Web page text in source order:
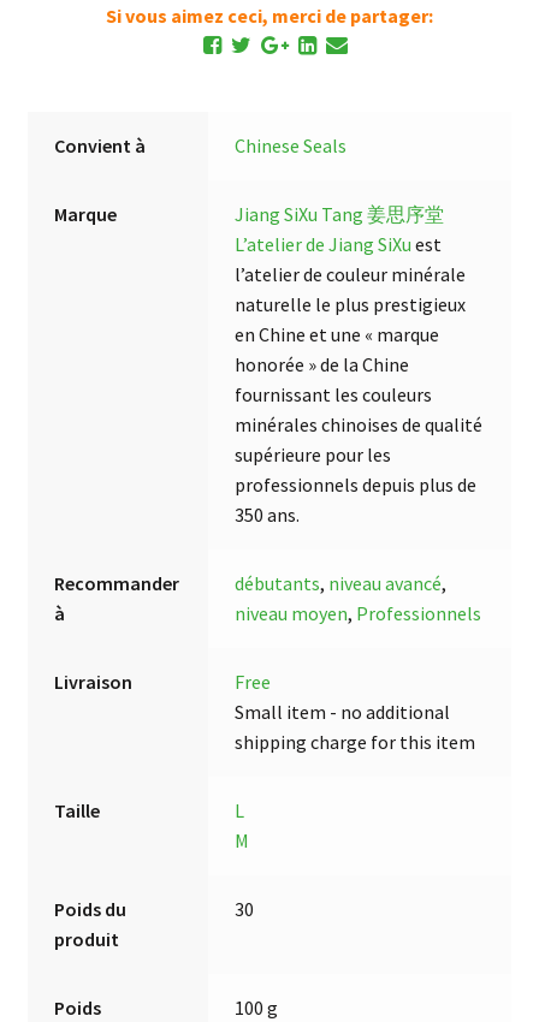
Si vous aimez ceci, merci de partager:
Convient à Chinese Seals
Marque
Jiang SiXu Tang 姜思序堂
L’atelier de Jiang SiXu est
l’atelier de couleur minérale
naturelle le plus prestigieux
en Chine et une « marque
honorée » de la Chine
fournissant les couleurs
minérales chinoises de qualité
supérieure pour les
professionnels depuis plus de
350 ans.
Recommander
à
débutants, niveau avancé,
niveau moyen, Professionnels
Livraison
Free
Small item - no additional
shipping charge for this item
Taille
L
M
Poids du
produit
30
Poids 100 g